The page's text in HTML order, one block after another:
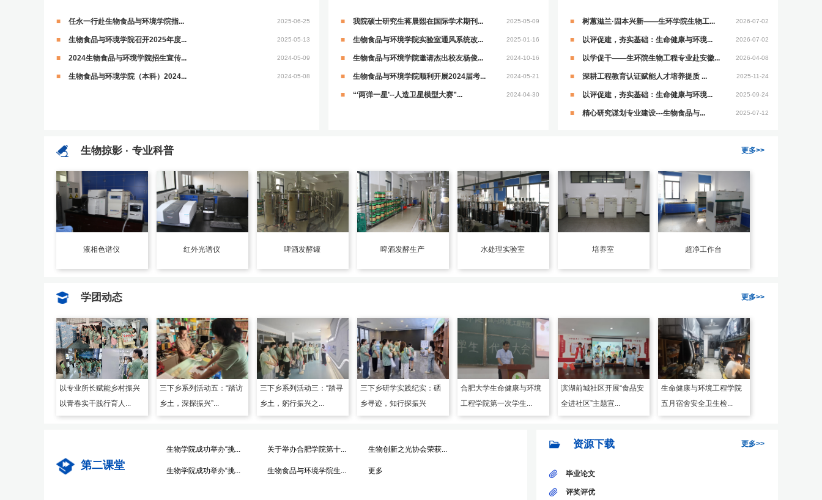
任永一行赴生物食品与环境学院指... 2025-06-25
生物食品与环境学院召开2025年度... 2025-05-13
2024生物食品与环境学院招生宣传... 2024-05-09
生物食品与环境学院（本科）2024... 2024-05-08
我院硕士研究生蒋晨熙在国际学术期刊... 2025-05-09
生物食品与环境学院实验室通风系统改... 2025-01-16
生物食品与环境学院邀请杰出校友杨俊... 2024-10-16
生物食品与环境学院顺利开展2024届考... 2024-05-21
“‘两弹一星’--人造卫星模型大赛”... 2024-04-30
树蕙滋兰·固本兴新——生环学院生物工... 2026-07-02
以评促建，夯实基础：生命健康与环境... 2026-07-02
以学促干——生环院生物工程专业赴安徽... 2026-04-08
深耕工程教育认证赋能人才培养提质 ... 2025-11-24
以评促建，夯实基础：生命健康与环境... 2025-09-24
精心研究谋划专业建设---生物食品与... 2025-07-12
生物掠影 · 专业科普 更多>>
液相色谱仪 红外光谱仪 啤酒发酵罐 啤酒发酵生产 水处理实验室 培养室 超净工作台
学团动态 更多>>
以专业所长赋能乡村振兴
以青春实干践行育人...
三下乡系列活动五：“踏访
乡土，深探振兴”...
三下乡系列活动三：“踏寻
乡土，躬行振兴之...
三下乡研学实践纪实：硒
乡寻迹，知行探振兴
合肥大学生命健康与环境
工程学院第一次学生...
滨湖前城社区开展“食品安
全进社区”主题宣...
生命健康与环境工程学院
五月宿舍安全卫生检...
第二课堂
生物学院成功举办“挑... 关于举办合肥学院第十... 生物创新之光协会荣获...
生物学院成功举办“挑... 生物食品与环境学院生... 更多
资源下载 更多>>
毕业论文
评奖评优